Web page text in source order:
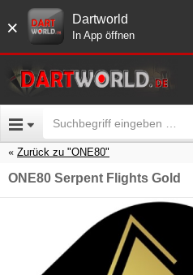
× Dartworld
In App öffnen
Zurück zu "ONE80"
ONE80 Serpent Flights Gold